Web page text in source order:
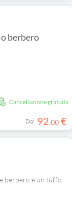
berbero
Cancellazione gratuita
Da: 92,00 €
berbero e un tuffo